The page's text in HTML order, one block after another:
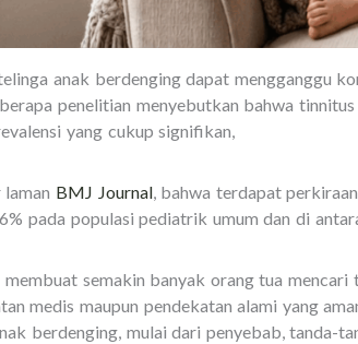
anak berdenging dapat mengganggu
penelitian menyebutkan bahwa
yang cukup signifikan,
BMJ Journal, bahwa terdapat
pada populasi pediatrik umum dan di
membuat semakin banyak orang tua
medis maupun pendekatan alami yang
berdenging, mulai dari penyebab, tanda-